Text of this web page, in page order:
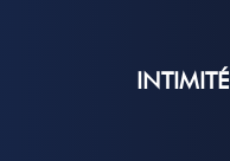
INTIMITÉ